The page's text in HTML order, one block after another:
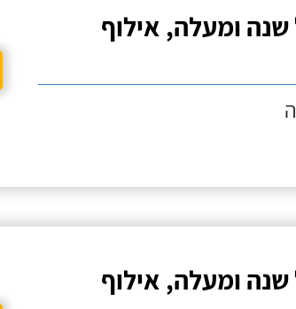
שנה ומעלה, אילוף
שנה ומעלה, אילוף